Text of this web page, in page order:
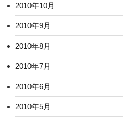
2010年10月
2010年9月
2010年8月
2010年7月
2010年6月
2010年5月